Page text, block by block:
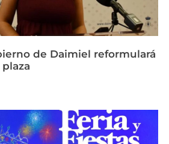
de Daimiel reformulará